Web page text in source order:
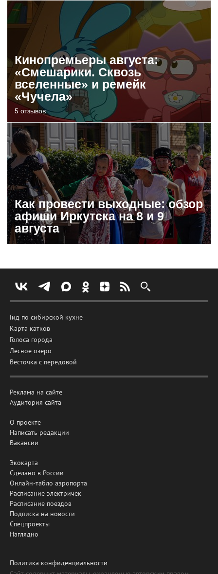
Кинопремьеры августа:
«Смешарики. Сквозь
вселенные» и ремейк
«Чучела»
5 отзывов
Как провести выходные: обзор
афиши Иркутска на 8 и 9
августа
Гид по сибирской кухне
Карта катков
Голоса города
Лесное озеро
Весточка с передовой
Реклама на сайте
Аудитория сайта
О проекте
Написать редакции
Вакансии
Экокарта
Сделано в России
Онлайн-табло аэропорта
Расписание электричек
Расписание поездов
Подписка на новости
Спецпроекты
Наглядно
Политика конфиденциальности